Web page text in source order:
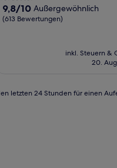
Unterkunft
9.8
von
9,8/10 Außergewöhnlich
(613 Bewertungen)
inkl. Steuern &
20.
letzten 24 Stunden für einen